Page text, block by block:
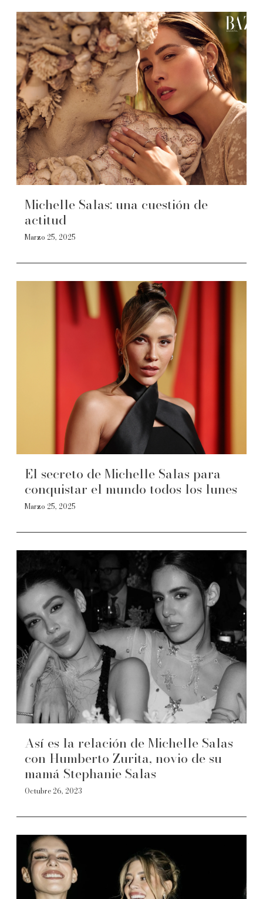
Michelle Salas: una cuestión de
actitud
Marzo 25, 2025
El secreto de Michelle Salas para
conquistar el mundo todos los lunes
Marzo 25, 2025
Así es la relación de Michelle Salas
con Humberto Zurita, novio de su
mamá Stephanie Salas
Octubre 26, 2023